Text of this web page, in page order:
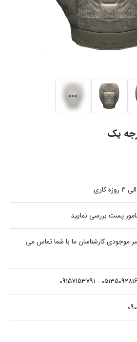
یک
پست بررسی نمایید
موجودی کارشناسان ما با شما تماس می